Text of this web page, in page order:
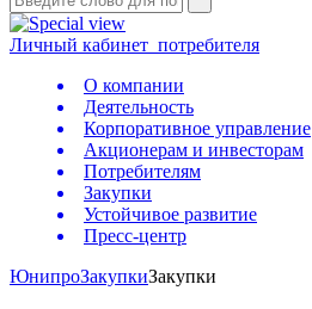
Личный кабинет потребителя
О компании
Деятельность
Корпоративное управление
Акционерам и инвесторам
Потребителям
Закупки
Устойчивое развитие
Пресс-центр
ЮнипроЗакупкиЗакупки